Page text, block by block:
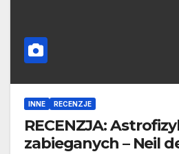
INNE RECENZJE
RECENZJA:
zabieganych – Neil